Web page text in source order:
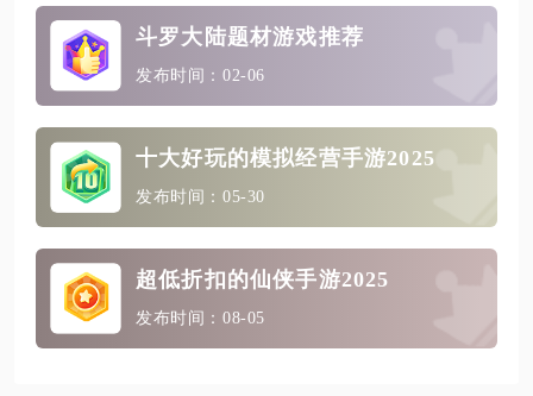
斗罗大陆题材游戏推荐
发布时间：02-06
十大好玩的模拟经营手游2025
发布时间：05-30
超低折扣的仙侠手游2025
发布时间：08-05